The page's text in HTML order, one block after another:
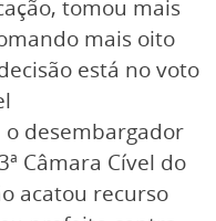
tomou mais
mais oito
está no voto
o desembargador
Câmara Cível do
acatou recurso